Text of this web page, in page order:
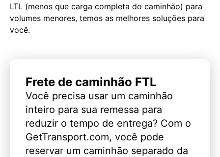
LTL (menos que carga completa do caminhão) para
volumes menores, temos as melhores soluções para
você.
Frete de caminhão FTL
Você precisa usar um caminhão
inteiro para sua remessa para
reduzir o tempo de entrega? Com o
GetTransport.com, você pode
reservar um caminhão separado da